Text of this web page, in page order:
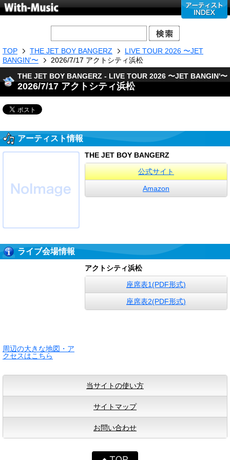
TOP THE JET BOY BANGERZ
LIVE TOUR 2026 〜JET
BANGIN'〜
2026/7/17 アクトシティ浜松
THE JET BOY BANGERZ - LIVE TOUR 2026 〜JET BANGIN'〜
2026/7/17 アクトシティ浜松
アーティスト情報
THE JET BOY BANGERZ
公式サイト
Amazon
ライブ会場情報
周辺の大きな地図・ア
クセスはこちら
アクトシティ浜松
座席表1(PDF形式)
座席表2(PDF形式)
当サイトの使い方
サイトマップ
お問い合わせ